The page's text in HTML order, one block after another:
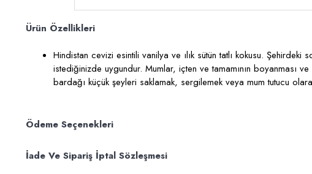
Ürün Özellikleri
Hindistan cevizi esintili vanilya ve ılık sütün tatlı kokusu.
istediğinizde uygundur. Mumlar, içten ve tamamının boyanması
bardağı küçük şeyleri saklamak, sergilemek veya mum tutucu
Ödeme Seçenekleri
İade Ve Sipariş İptal Sözleşmesi